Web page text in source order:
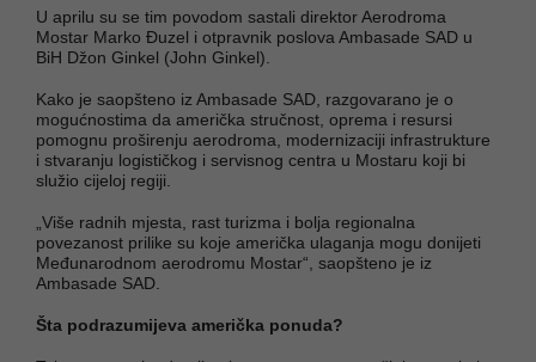
U aprilu su se tim povodom sastali direktor Aerodroma
Mostar Marko Đuzel i otpravnik poslova Ambasade SAD u
BiH Džon Ginkel (John Ginkel).
Kako je saopšteno iz Ambasade SAD, razgovarano je o
mogućnostima da američka stručnost, oprema i resursi
pomognu proširenju aerodroma, modernizaciji infrastrukture
i stvaranju logističkog i servisnog centra u Mostaru koji bi
služio cijeloj regiji.
„Više radnih mjesta, rast turizma i bolja regionalna
povezanost prilike su koje američka ulaganja mogu donijeti
Međunarodnom aerodromu Mostar“, saopšteno je iz
Ambasade SAD.
Šta podrazumijeva američka ponuda?